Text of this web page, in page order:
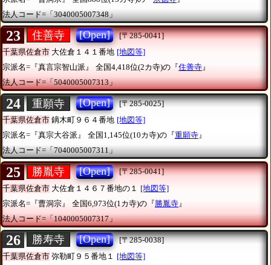
法人コード=「3040005007348」
23 住善寺 [Open]
[〒285-0041]
千葉県佐倉市 大佐倉１４１番地 [地図等]
宗派名=『真言宗智山派』
全国4,418位(2カ寺)の『住善寺 』
法人コード=「5040005007313」
24 重願寺 [Open]
[〒285-0025]
千葉県佐倉市 鏑木町９６４番地 [地図等]
宗派名=『真宗大谷派』
全国1,145位(10カ寺)の『重願寺』
法人コード=「7040005007311」
25 勝胤寺 [Open]
[〒285-0041]
千葉県佐倉市 大佐倉１４６７番地の１
[地図等]
宗派名=『曹洞宗』
全国6,973位(1カ寺)の『勝胤寺 』
法人コード=「1040005007317」
26 勝寿寺 [Open]
[〒285-0038]
千葉県佐倉市 弥勒町９５番地１
[地図等]